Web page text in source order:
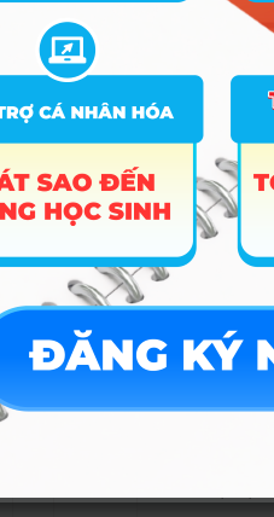
9
Bất động
A00; A01; A03; A04;
A07; C01; C02; C03;
D07; D09; D10; X01;
A00; A01; A03; A04;
A07; C01; C02; C03;
D07; D09; D10; X01;
A00; A01; A03; A04;
A07; C01; C02; C03;
D07; D09; D10; X01;
X17; X21; X25
A00; A01; A03; A04;
A07; C01; C02; C03;
D07; D09; D10; X01;
A00; A01; A03; A04;
A07; C01; C02; C03;
X17; X21;